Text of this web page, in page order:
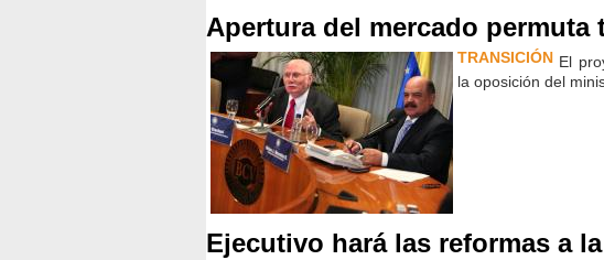
Apertura del mercado permuta
TRANSICIÓN El
la oposición del
Ejecutivo hará las reformas a